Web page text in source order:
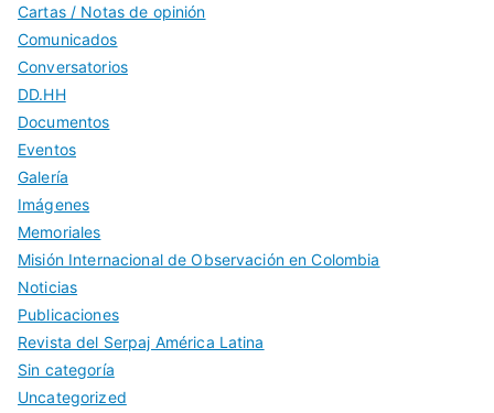
Cartas / Notas de opinión
Comunicados
Conversatorios
DD.HH
Documentos
Eventos
Galería
Imágenes
Memoriales
Misión Internacional de Observación en Colombia
Noticias
Publicaciones
Revista del Serpaj América Latina
Sin categoría
Uncategorized